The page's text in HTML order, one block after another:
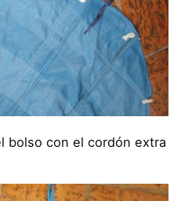
bolso con el cordón extra